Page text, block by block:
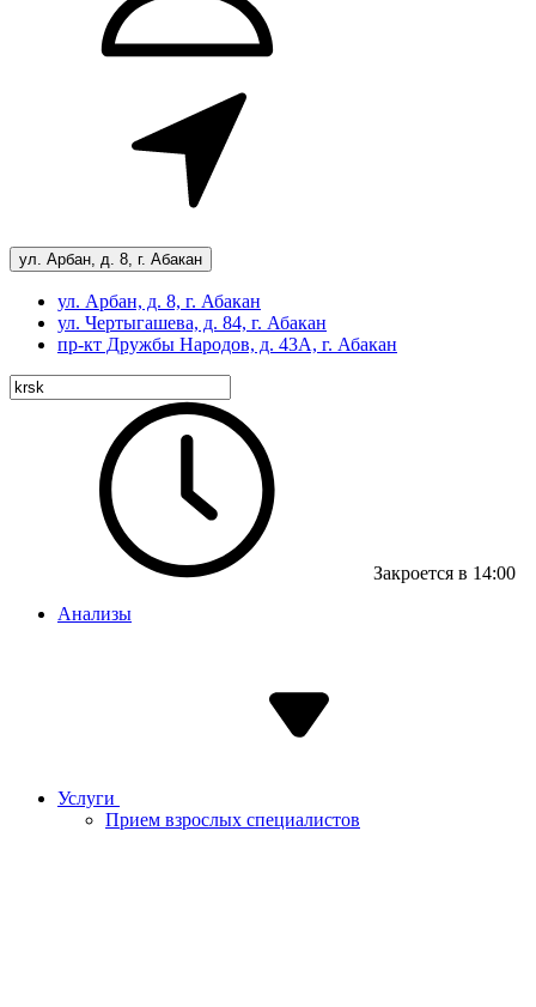
ул. Арбан, д. 8, г. Абакан
ул. Арбан, д. 8, г. Абакан
ул. Чертыгашева, д. 84, г. Абакан
пр-кт Дружбы Народов, д. 43А, г. Абакан
Закроется в 14:00
Анализы
Услуги
Прием взрослых специалистов